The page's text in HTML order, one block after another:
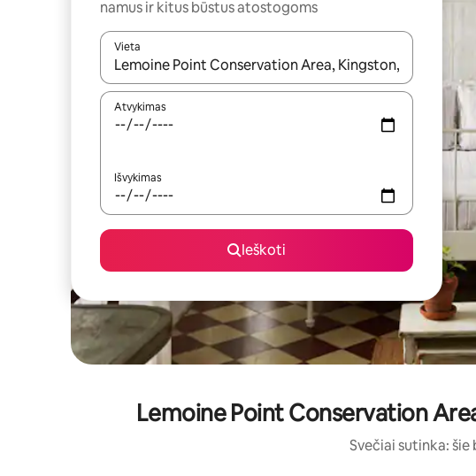
namus ir kitus būstus atostogoms
Vieta
Kai pasirodys paieškos rezultatai, juos naršyti galite
Atvykimas
Išvykimas
Ieškoti
Lemoine Point Conservation
Svečiai sutinka: